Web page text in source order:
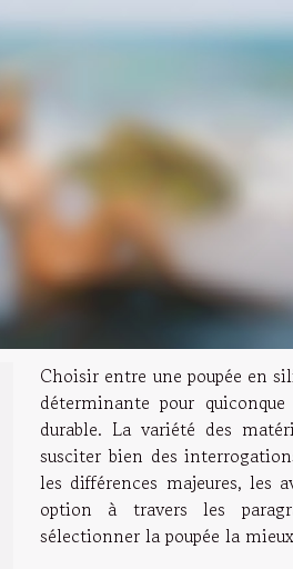
Choisir entre une poupée en
déterminante pour
durable. La variété des
susciter bien des
les différences majeures, les
option à travers les
sélectionner la poupée la